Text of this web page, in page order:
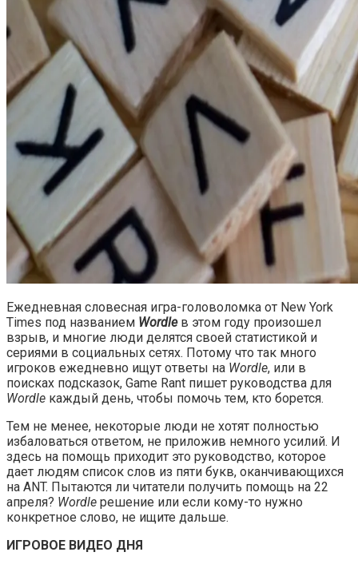
Ежедневная словесная игра-головоломка от New York
Times под названием Wordleв этом году произошел
взрыв, и многие люди делятся своей статистикой и
сериями в социальных сетях. Потому что так много
игроков ежедневно ищут ответы на Wordle, или в
поисках подсказок, Game Rant пишет руководства для
Wordle каждый день, чтобы помочь тем, кто борется.
Тем не менее, некоторые люди не хотят полностью
избаловаться ответом, не приложив немного усилий. И
здесь на помощь приходит это руководство, которое
дает людям список слов из пяти букв, оканчивающихся
на ANT. Пытаются ли читатели получить помощь на 22
апреля? Wordle решение или если кому-то нужно
конкретное слово, не ищите дальше.
ИГРОВОЕ ВИДЕО ДНЯ